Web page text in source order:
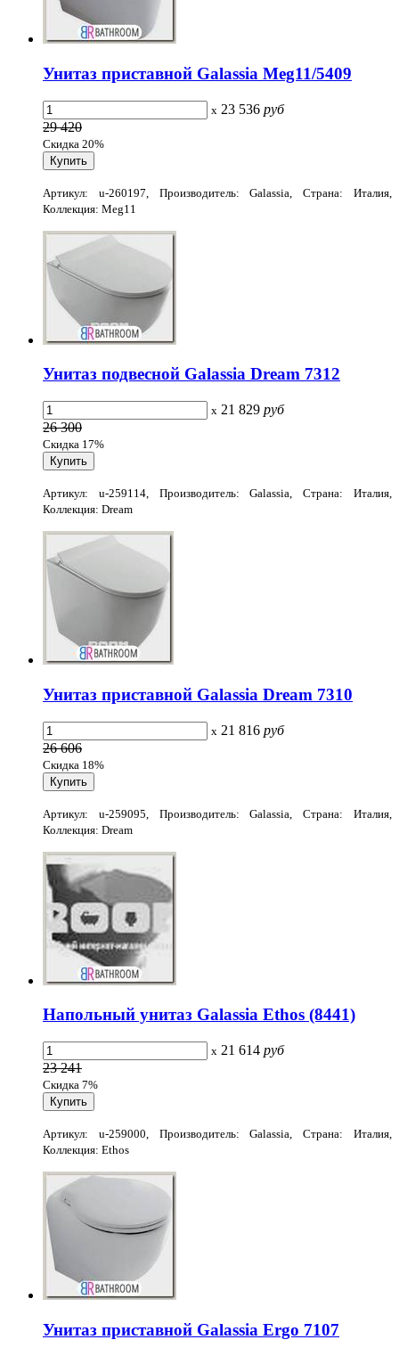
Унитаз приставной Galassia Meg11/5409
x 23 536 руб
29 420
Скидка 20%
Артикул: u-260197, Производитель: Galassia, Страна: Италия,
Коллекция: Meg11
Унитаз подвесной Galassia Dream 7312
x 21 829 руб
26 300
Скидка 17%
Артикул: u-259114, Производитель: Galassia, Страна: Италия,
Коллекция: Dream
Унитаз приставной Galassia Dream 7310
x 21 816 руб
26 606
Скидка 18%
Артикул: u-259095, Производитель: Galassia, Страна: Италия,
Коллекция: Dream
Напольный унитаз Galassia Ethos (8441)
x 21 614 руб
23 241
Скидка 7%
Артикул: u-259000, Производитель: Galassia, Страна: Италия,
Коллекция: Ethos
Унитаз приставной Galassia Ergo 7107